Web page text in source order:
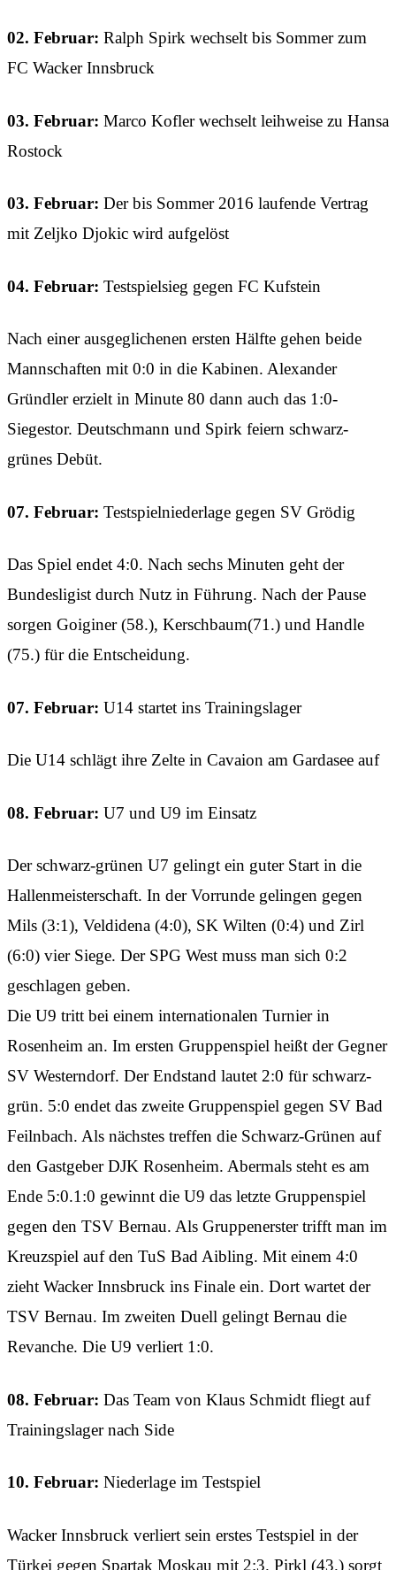
02. Februar: Ralph Spirk wechselt bis Sommer zum
FC Wacker Innsbruck
03. Februar: Marco Kofler wechselt leihweise zu Hansa
Rostock
03. Februar: Der bis Sommer 2016 laufende Vertrag
mit Zeljko Djokic wird aufgelöst
04. Februar: Testspielsieg gegen FC Kufstein
Nach einer ausgeglichenen ersten Hälfte gehen beide
Mannschaften mit 0:0 in die Kabinen. Alexander
Gründler erzielt in Minute 80 dann auch das 1:0-
Siegestor. Deutschmann und Spirk feiern schwarz-
grünes Debüt.
07. Februar: Testspielniederlage gegen SV Grödig
Das Spiel endet 4:0. Nach sechs Minuten geht der
Bundesligist durch Nutz in Führung. Nach der Pause
sorgen Goiginer (58.), Kerschbaum(71.) und Handle
(75.) für die Entscheidung.
07. Februar: U14 startet ins Trainingslager
Die U14 schlägt ihre Zelte in Cavaion am Gardasee auf
08. Februar: U7 und U9 im Einsatz
Der schwarz-grünen U7 gelingt ein guter Start in die
Hallenmeisterschaft. In der Vorrunde gelingen gegen
Mils (3:1), Veldidena (4:0), SK Wilten (0:4) und Zirl
(6:0) vier Siege. Der SPG West muss man sich 0:2
geschlagen geben.
Die U9 tritt bei einem internationalen Turnier in
Rosenheim an. Im ersten Gruppenspiel heißt der Gegner
SV Westerndorf. Der Endstand lautet 2:0 für schwarz-
grün. 5:0 endet das zweite Gruppenspiel gegen SV Bad
Feilnbach. Als nächstes treffen die Schwarz-Grünen auf
den Gastgeber DJK Rosenheim. Abermals steht es am
Ende 5:0.1:0 gewinnt die U9 das letzte Gruppenspiel
gegen den TSV Bernau. Als Gruppenerster trifft man im
Kreuzspiel auf den TuS Bad Aibling. Mit einem 4:0
zieht Wacker Innsbruck ins Finale ein. Dort wartet der
TSV Bernau. Im zweiten Duell gelingt Bernau die
Revanche. Die U9 verliert 1:0.
08. Februar: Das Team von Klaus Schmidt fliegt auf
Trainingslager nach Side
10. Februar: Niederlage im Testspiel
Wacker Innsbruck verliert sein erstes Testspiel in der
Türkei gegen Spartak Moskau mit 2:3. Pirkl (43.) sorgt